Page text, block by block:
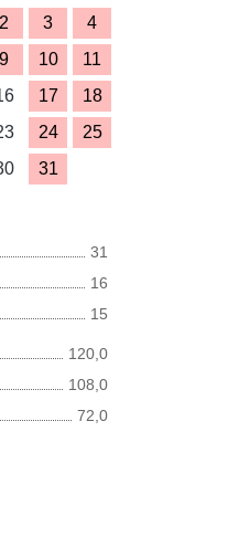
2 3
4
9 10
11
17
18
24
25
31
31
16
15
120,0
108,0
72,0